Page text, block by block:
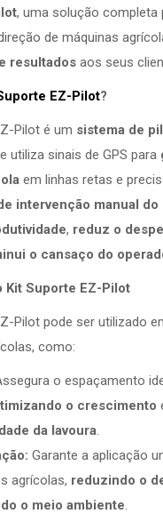
, uma solução completa
de máquinas
resultados aos seus
EZ-Pilot?
Pilot é um sistema de
utiliza sinais de GPS para
em linhas retas e
intervenção manual do
, reduz o
o cansaço do
Kit Suporte EZ-Pilot
Pilot pode ser utilizado
como:
o espaçamento
o crescimento
da lavoura.
Garante a aplicação
agrícolas, reduzindo o
o meio ambiente.